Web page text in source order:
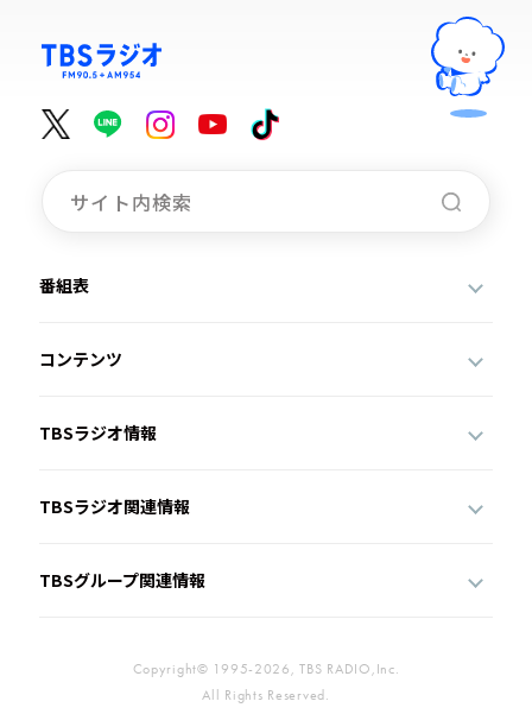
番組表
コンテンツ
TBSラジオ情報
TBSラジオ関連情報
TBSグループ関連情報
Copyright© 1995-2026, TBS RADIO,Inc.
All Rights Reserved.